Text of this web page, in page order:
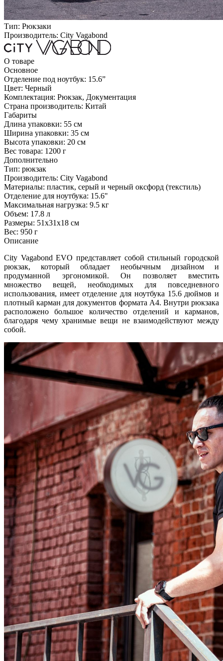
Тип: Рюкзаки
Производитель: City Vagabond
О товаре
Основное
Отделение под ноутбук: 15.6ˮ
Цвет: Черный
Комплектация: Рюкзак, Документация
Страна производитель: Китай
Габариты
Длина упаковки: 55 см
Ширина упаковки: 35 см
Высота упаковки: 20 см
Вес товара: 1200 г
Дополнительно
Тип: рюкзак
Производитель: City Vagabond
Материалы: пластик, серый и черный оксфорд (текстиль)
Отделение для ноутбука: 15.6"
Максимальная нагрузка: 9.5 кг
Объем: 17.8 л
Размеры: 51x31x18 см
Вес: 950 г
Описание
City Vagabond EVO представляет собой стильный городской
рюкзак, который обладает необычным дизайном и
продуманной эргономикой. Он позволяет вместить
множество вещей, необходимых для повседневного
использования, имеет отделение для ноутбука 15.6 дюймов и
плотный карман для документов формата А4. Внутри рюкзака
расположено большое количество отделений и карманов,
благодаря чему хранимые вещи не взаимодействуют между
собой.